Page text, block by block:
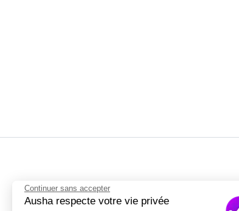
Continuer sans accepter
Ausha respecte votre vie privée